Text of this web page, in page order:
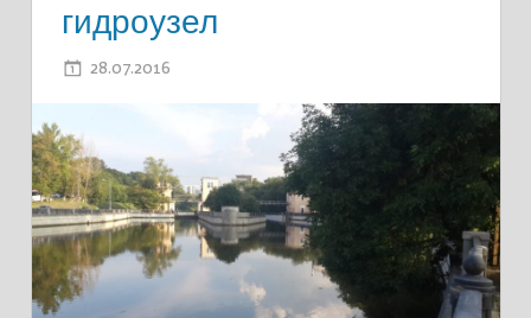
гидроузел
28.07.2016